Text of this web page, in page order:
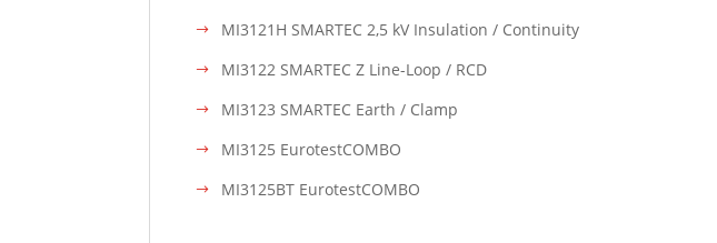
MI3121H SMARTEC 2,5 kV Insulation / Continuity
MI3122 SMARTEC Z Line-Loop / RCD
MI3123 SMARTEC Earth / Clamp
MI3125 EurotestCOMBO
MI3125BT EurotestCOMBO